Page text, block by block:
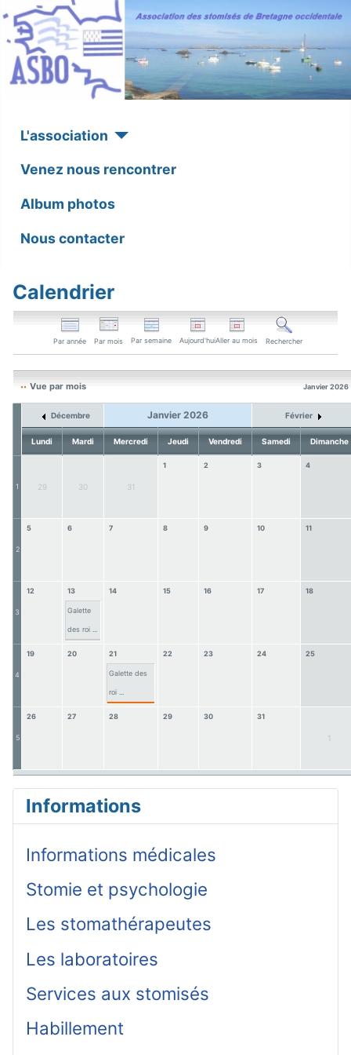
L'association
Venez nous rencontrer
Album photos
Nous contacter
Informations
Informations médicales
Stomie et psychologie
Les stomathérapeutes
Les laboratoires
Services aux stomisés
Habillement
Calendrier
Par année Par mois Par semaine Aujourd'huiAller au mois Rechercher
Vue par mois Janvier 2026
Décembre Janvier 2026 Février
Lundi Mardi Mercredi Jeudi Vendredi Samedi Dimanche
1 29 30 31
1 2 3 4
2
5 6 7 8 9 10 11
3
12 13
Galette
des roi ...
14 15 16 17 18
4
19 20 21
Galette des
roi ...
22 23 24 25
5
26 27 28 29 30 31
1